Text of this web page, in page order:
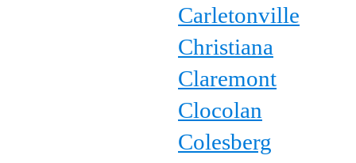
Carletonville
Christiana
Claremont
Clocolan
Colesberg